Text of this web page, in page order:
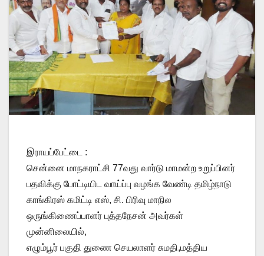
இராயப்பேட்டை :
சென்னை மாநகராட்சி 77வது வார்டு மாமன்ற உறுப்பினர்
பதவிக்கு போட்டியிட வாய்ப்பு வழங்க வேண்டி தமிழ்நாடு
காங்கிரஸ் கமிட்டி எஸ், சி. பிரிவு மாநில
ஒருங்கிணைப்பாளர் புத்தநேசன் அவர்கள்
முன்னிலையில்,
எழும்பூர் பகுதி துணை செயலாளர் சுமதி,மத்திய